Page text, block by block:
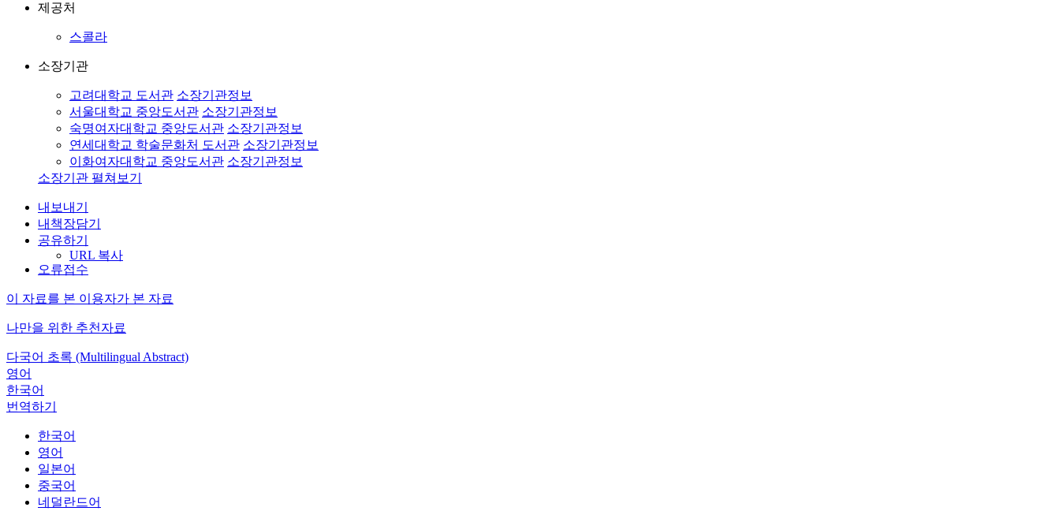
제공처
스콜라
소장기관
고려대학교 도서관 소장기관정보
서울대학교 중앙도서관 소장기관정보
숙명여자대학교 중앙도서관 소장기관정보
연세대학교 학술문화처 도서관 소장기관정보
이화여자대학교 중앙도서관 소장기관정보
소장기관 펼쳐보기
내보내기
내책장담기
공유하기
URL 복사
오류접수
이 자료를 본 이용자가 본 자료
나만을 위한 추천자료
다국어 초록 (Multilingual Abstract)
영어
한국어
번역하기
한국어
영어
일본어
중국어
네덜란드어